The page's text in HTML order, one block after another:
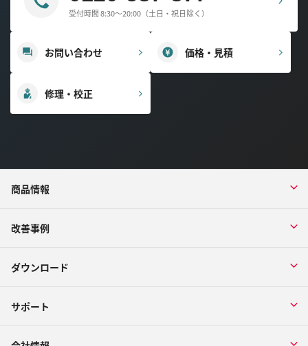
受付時間 8:30～20:00（土日・祝日除く）
お問い合わせ 価格・見積
修理・校正
商品情報
改善事例
ダウンロード
サポート